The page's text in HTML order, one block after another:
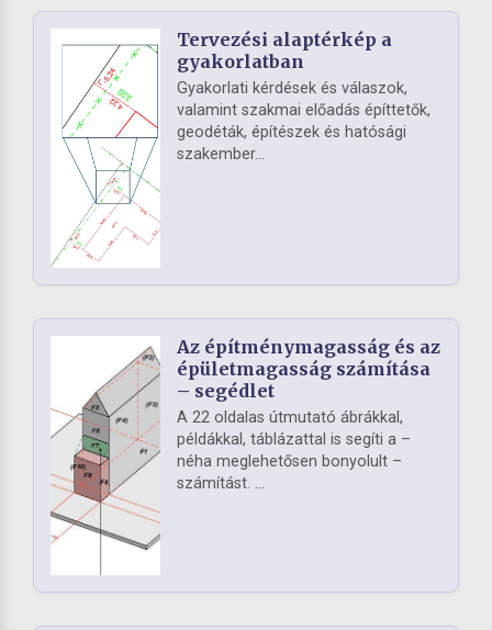
Tervezési alaptérkép a
gyakorlatban
Gyakorlati kérdések és válaszok,
valamint szakmai előadás építtetők,
geodéták, építészek és hatósági
szakember...
Az építménymagasság és az
épületmagasság számítása
– segédlet
A 22 oldalas útmutató ábrákkal,
példákkal, táblázattal is segíti a –
néha meglehetősen bonyolult –
számítást. ...